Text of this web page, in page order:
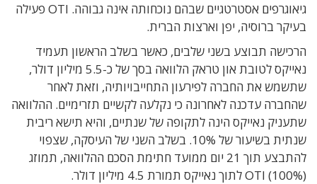
גיאוגרפים אסטרטגיים שבהם נוכחותה אינה גבוהה. OTI פעילה
בעיקר ברוסיה, יפן וארצות הברית.
הרכישה תבוצע בשני שלבים, כאשר בשלב הראשון תעמיד
נאייקס לטובת און טראק הלוואה בסך של כ-5.5 מיליון דולר,
שתשמש את החברה לפירעון התחייבויותיה, וזאת לאחר
שהחברה עדכנה לאחרונה כי נקלעה לקשיים תזרימיים. ההלוואה
שתעניק נאייקס הינה לתקופה של שנתיים, והיא תישא ריבית
שנתית בשיעור של 10%. בשלב השני של העיסקה, שצפוי
להתבצע תוך 21 יום ממועד חתימת הסכם ההלוואה, תמוזג
OTI (100%) לתוך נאייקס תמורת 4.5 מיליון דולר.